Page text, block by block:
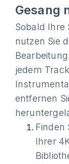
Gesang
Sobald Ihre
nutzen Sie
jedem
entfernen
Finden
Ihrer